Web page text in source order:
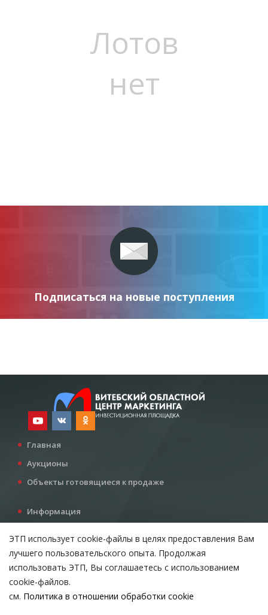
Лотов
нет
Подписаться на новые поступления
Главная
Аукционы
Объекты готовящиеся к продаже
Информация
Все для инвестора
Контакты
Возникли вопросы?
ЭТП использует cookie-файлы в целях предоставления Вам
лучшего пользовательского опыта. Продолжая
использовать ЭТП, Вы соглашаетесь с использованием
cookie-файлов.
см. Политика в отношении обработки cookie